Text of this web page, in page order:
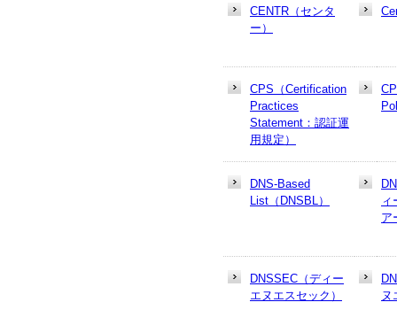
CENTR（センタ
ー）
CPS（Certification
Practices
Statement：認証運
用規定）
DNS-Based
List（DNSBL）
ィ
ア
DNSSEC（ディー
エヌエスセック）
ヌ